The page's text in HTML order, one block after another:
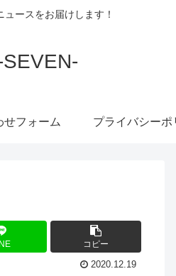
ースをお届けします！
せフォーム プライバシーポ
コピー
2020.12.19